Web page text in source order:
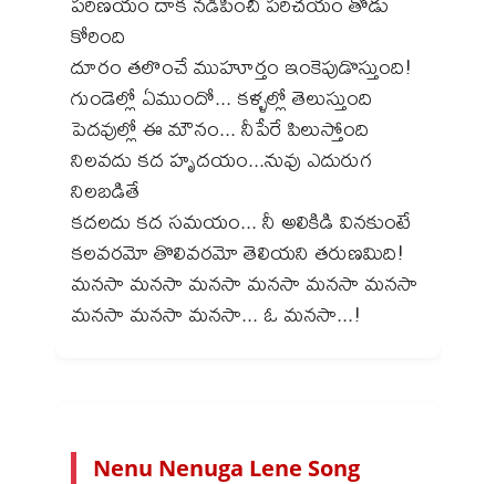
కోరింది
దూరం తలొంచే ముహూర్తం ఇంకెపుడొస్తుంది!
గుండెల్లో ఏముందో... కళ్ళల్లో తెలుస్తుంది
పెదవుల్లో ఈ మౌనం... నీపేరే పిలుస్తోంది
నిలవదు కద హృదయం...నువు ఎదురుగ
నిలబడితే
కదలదు కద సమయం... నీ అలికిడి వినకుంటే
కలవరమో తొలివరమో తెలియని తరుణమిది!
మనసా మనసా మనసా మనసా మనసా మనసా
Nenu Nenuga Lene Song